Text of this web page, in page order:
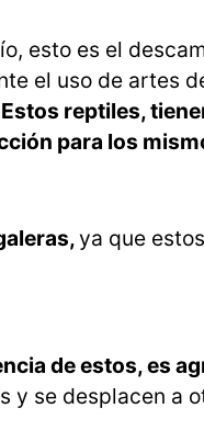
esto es el
el uso de artes
Estos reptiles,
para los
ya que
de estos, es
y se desplacen a